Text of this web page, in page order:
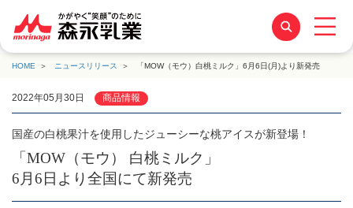
HOME ニュースリリース 「MOW（モウ）白桃ミルク」6月6日(月)より新発売
2022年05月30日 商品情報
国産の白桃果汁を使用したジューシーな桃アイスが新登場！
「MOW（モウ） 白桃ミルク」
6月6日より全国にて新発売